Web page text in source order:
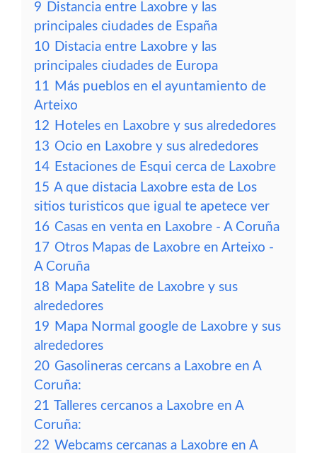
9 Distancia entre Laxobre y las
principales ciudades de España
10 Distacia entre Laxobre y las
principales ciudades de Europa
11 Más pueblos en el ayuntamiento de
Arteixo
12 Hoteles en Laxobre y sus alrededores
13 Ocio en Laxobre y sus alrededores
14 Estaciones de Esqui cerca de Laxobre
15 A que distacia Laxobre esta de Los
sitios turisticos que igual te apetece ver
16 Casas en venta en Laxobre - A Coruña
17 Otros Mapas de Laxobre en Arteixo -
A Coruña
18 Mapa Satelite de Laxobre y sus
alrededores
19 Mapa Normal google de Laxobre y sus
alrededores
20 Gasolineras cercans a Laxobre en A
Coruña:
21 Talleres cercanos a Laxobre en A
Coruña:
22 Webcams cercanas a Laxobre en A